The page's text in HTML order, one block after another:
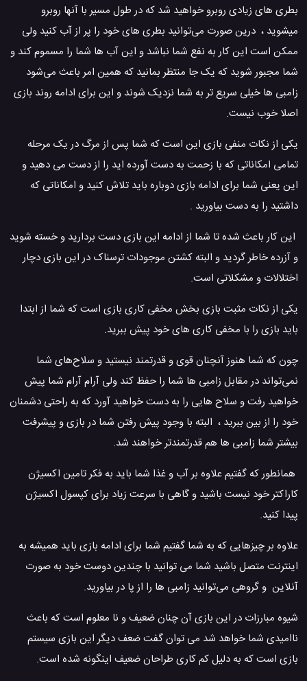
بطری های زیادی روبرو خواهید شد که در طول مسیر با آنها روبرو
میشوید ، درین صورت می‌توانید بطری های خود را پر از آب کنید ولی
ممکن است این کار به نفع شما نباشد و این آب ها شما را مسموم کند و
شما مجبور شوید که یک جا منتظر بمانید که همین امر باعث می‌شود
زامبی ها خیلی سریع تر به شما نزدیک شوند و این برای ادامه روند بازی
اصلا خوب نیست.
یکی از نکات منفی بازی این است که شما پس از مرگ در یک مرحله
تمامی امکاناتی که با زحمت به دست آورده اید را از دست می دهید و
این یعنی شما برای ادامه بازی دوباره باید تلاش کنید و امکاناتی که
داشتید را به دست بیاورید .
این کار باعث شده تا شما از ادامه این بازی دست بردارید و خسته شوید
و آزرده خاطر گردید و البته کشتن موجودات ترسناک در این بازی دچار
اختلالات و مشکلاتی است.
یکی از نکات مثبت بازی بخش مخفی کاری بازی است که شما از ابتدا
باید بازی را با مخفی کاری های خود پیش ببرید.
چون که شما هنوز آنچنان قوی و قدرتمند نیستید و سلاح‌های شما
نمی‌تواند در مقابل زامبی ها شما را حفظ کند ولی آرام آرام شما پیش
خواهید رفت و سلاح هایی را به دست خواهید آورد که به راحتی دشمنان
خود را از بین ببرید ، البته با وجود پیش رفتن شما در بازی و پیشرفت
بیشتر شما زامبی ها هم قدرتمندتر خواهند شد.
همانطور که گفتیم علاوه بر آب و غذا شما باید به فکر تامین اکسیژن
کاراکتر خود نیست باشید و گاهی با سرعت زیاد برای کپسول اکسیژن
پیدا کنید.
علاوه بر چیزهایی که به شما گفتیم شما برای ادامه بازی باید همیشه به
اینترنت متصل باشید شما می توانید با چندین دوست خود به صورت
آنلاین و گروهی می‌توانید زامبی ها را از پا در بیاورید.
شیوه مبارزات در این بازی آن چنان ضعیف و نا معلوم است که باعث
ناامیدی شما خواهد شد می توان گفت ضعف دیگر این بازی سیستم
بازی است که به دلیل کم کاری طراحان ضعیف اینگونه شده است.